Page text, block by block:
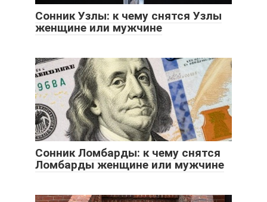
Сонник Узлы: к чему снятся Узлы
женщине или мужчине
Сонник Ломбарды: к чему снятся
Ломбарды женщине или мужчине